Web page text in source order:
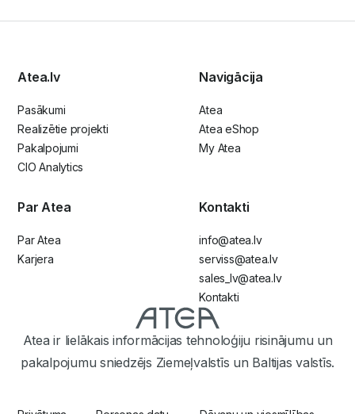
Atea ir lielākais informācijas tehnoloģiju risinājumu un
pakalpojumu sniedzējs Ziemeļvalstīs un Baltijas valstīs.
Atea.lv
Pasākumi
Realizētie projekti
Pakalpojumi
CIO Analytics
Navigācija
Atea
Atea eShop
My Atea
Par Atea
Par Atea
Karjera
Kontakti
info@atea.lv
serviss@atea.lv
sales_lv@atea.lv
Kontakti